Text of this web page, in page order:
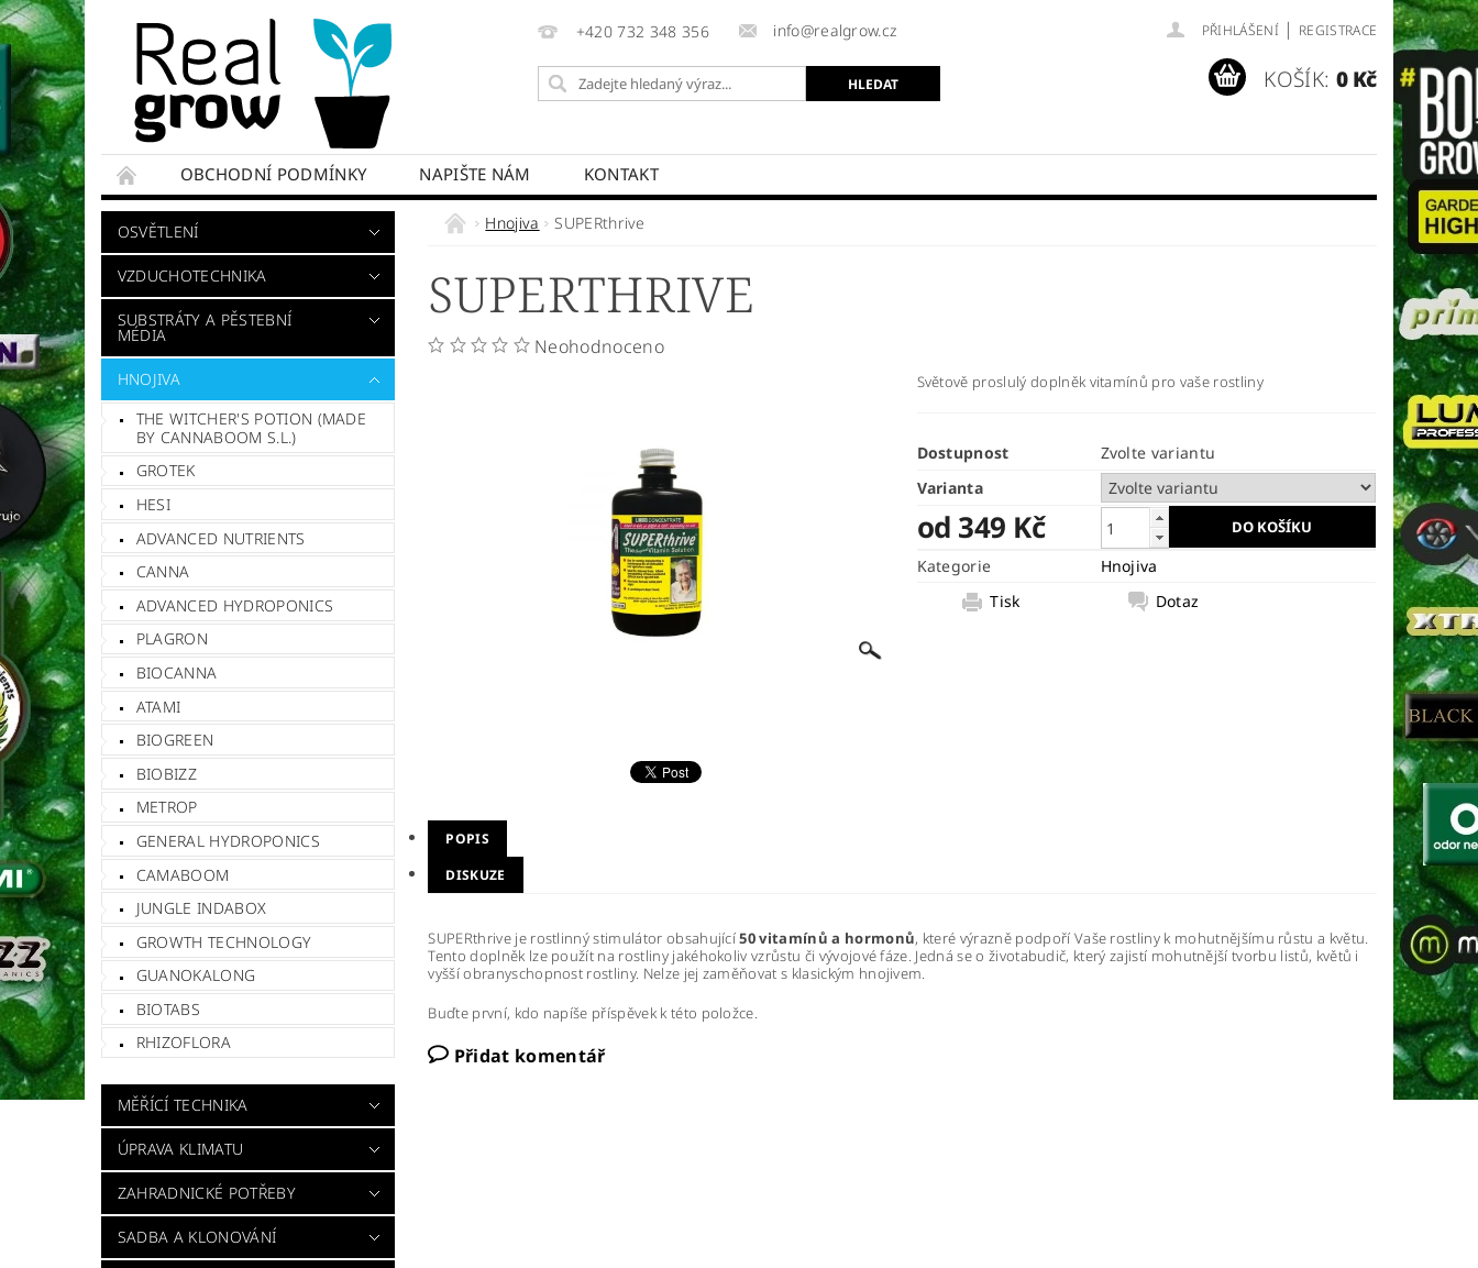
+420 732 348 356 info@realgrow.cz PŘIHLÁŠENÍ | REGISTRACE
KOŠÍK: 0 Kč
OBCHODNÍ PODMÍNKY NAPIŠTE NÁM KONTAKT
OSVĚTLENÍ
VZDUCHOTECHNIKA
SUBSTRÁTY A PĚSTEBNÍ
MÉDIA
HNOJIVA
THE WITCHER'S POTION (MADE
BY CANNABOOM S.L.)
GROTEK
HESI
ADVANCED NUTRIENTS
CANNA
ADVANCED HYDROPONICS
PLAGRON
BIOCANNA
ATAMI
BIOGREEN
BIOBIZZ
METROP
GENERAL HYDROPONICS
CAMABOOM
JUNGLE INDABOX
GROWTH TECHNOLOGY
GUANOKALONG
BIOTABS
RHIZOFLORA
MĚŘÍCÍ TECHNIKA
ÚPRAVA KLIMATU
ZAHRADNICKÉ POTŘEBY
SADBA A KLONOVÁNÍ
Hnojiva SUPERthrive
SUPERTHRIVE
Neohodnoceno
Světově proslulý doplněk vitamínů pro vaše rostliny
Dostupnost
Zvolte variantu
Varianta
od 349 Kč
Kategorie
Hnojiva
Tisk
Dotaz
POPIS
DISKUZE
SUPERthrive je rostlinný stimulátor obsahující50 vitamínů a hormonů, které výrazně podpoří Vaše rostliny k mohutnějšímu růstu a květu.
Tento doplněk lze použít na rostliny jakéhokoliv vzrůstu či vývojové fáze. Jedná se o životabudič, který zajistí mohutnější tvorbu listů, květů i
vyšší obranyschopnost rostliny. Nelze jej zaměňovat s klasickým hnojivem.
Buďte první, kdo napíše příspěvek k této položce.
Přidat komentář